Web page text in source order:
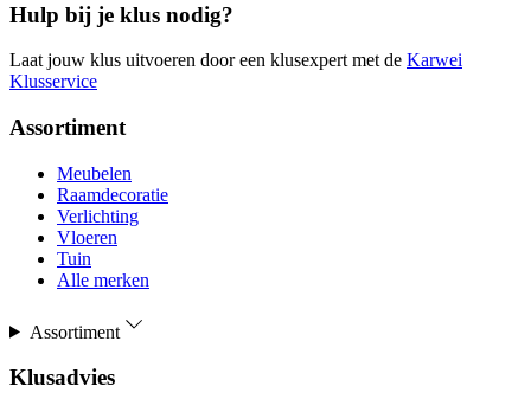
Hulp bij je klus nodig?
Laat jouw klus uitvoeren door een klusexpert met de Karwei
Klusservice
Assortiment
Meubelen
Raamdecoratie
Verlichting
Vloeren
Tuin
Alle merken
Assortiment
Klusadvies